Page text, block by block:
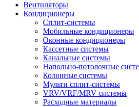
Вентиляторы
Кондиционеры
Сплит-системы
Мобильные кондиционеры
Оконные кондиционеры
Кассетные системы
Канальные системы
Напольно-потолочные
Колонные системы
Мульти сплит-системы
VRV/VRF/MRV системы
Расходные материалы